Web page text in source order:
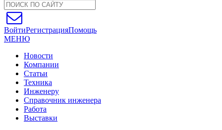
ВойтиРегистрацияПомощь
МЕНЮ
Новости
Компании
Статьи
Техника
Инженеру
Справочник инженера
Работа
Выставки